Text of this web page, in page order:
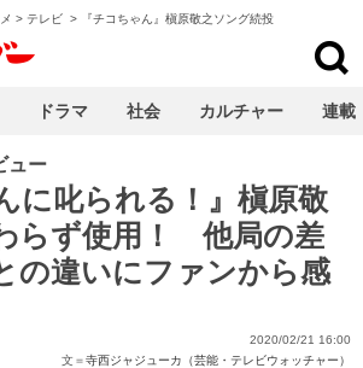
> テレビ > 『チコちゃん』槇原敬之ソング続投
ュー
に叱られる！』槇原敬
らず使用！ 他局の差
の違いにファンから感
2020/02/21 16:00
文＝寺西ジャジューカ（芸能・テレビウォッチャー）
ドラマ 社会 カルチャー 連載